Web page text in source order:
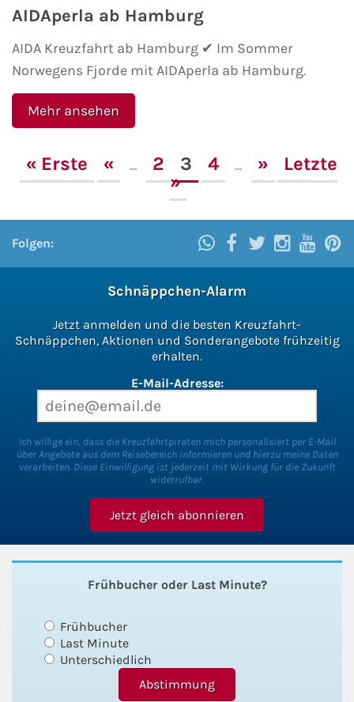
AIDAperla ab Hamburg
AIDA Kreuzfahrt ab Hamburg ✔ Im Sommer
Norwegens Fjorde mit AIDAperla ab Hamburg.
Mehr ansehen
« Erste « ... 2 3 4 ... »
Letzte
»
Folgen:
Schnäppchen-Alarm
Jetzt anmelden und die besten Kreuzfahrt-
Schnäppchen, Aktionen und Sonderangebote frühzeitig
erhalten.
E-Mail-Adresse:
Ich willige ein, dass die Kreuzfahrtpiraten mich personalisiert per E-Mail
über Angebote aus dem Reisebereich informieren und hierzu meine Daten
verarbeiten. Diese Einwilligung ist jederzeit mit Wirkung für die Zukunft
widerrufbar.
Frühbucher oder Last Minute?
Frühbucher
Last Minute
Unterschiedlich